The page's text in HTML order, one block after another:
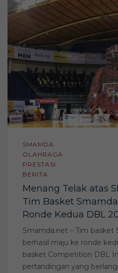
SMAMDA
OLAHRAGA
PRESTASI
BERITA
Menang Telak atas
Tim Basket
Ronde Kedua DBL
Smamda.net – Tim basket
berhasil maju ke ronde
basket Competition DBL
pertandingan yang